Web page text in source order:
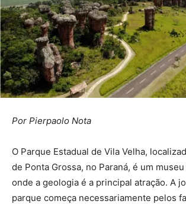
Por Pierpaolo Nota
O Parque Estadual de Vila Velha,
de Ponta Grossa, no Paraná, é um
onde a geologia é a principal atração. A
parque começa necessariamente pelos